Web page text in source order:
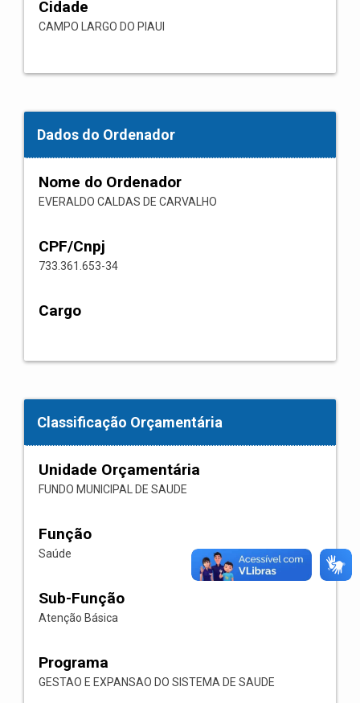
Cidade
CAMPO LARGO DO PIAUI
Dados do Ordenador
Nome do Ordenador
EVERALDO CALDAS DE CARVALHO
CPF/Cnpj
733.361.653-34
Cargo
Classificação Orçamentária
Unidade Orçamentária
FUNDO MUNICIPAL DE SAUDE
Função
Saúde
Sub-Função
Atenção Básica
Programa
GESTAO E EXPANSAO DO SISTEMA DE SAUDE